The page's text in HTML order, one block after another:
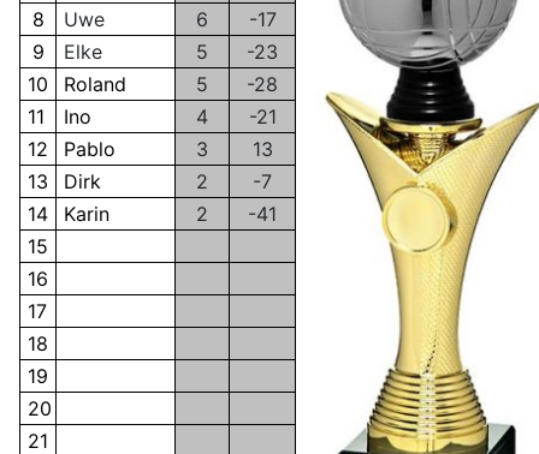
8
Uwe 6
-17
9
Elke 5
-23
10
Roland 5
-28
11
Ino 4
-21
12
Pablo 3
13
13
Dirk 2
-7
14
Karin 2
-41
15
16
17
18
19
20
21